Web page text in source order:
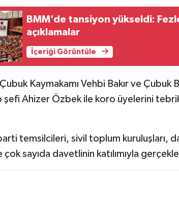
BMM’de tansiyon yükseldi:
açıklamalar
İçeriği Görüntüle
Kaymakamı Vehbi Bakır ve Çubuk
şefi Ahizer Özbek ile koro üyelerini
temsilcileri, sivil toplum kuruluşları,
sayıda davetlinin katılımıyla